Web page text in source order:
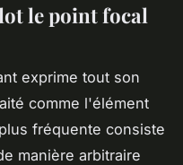
le point focal
exprime tout son
comme l'élément
fréquente consiste
manière arbitraire